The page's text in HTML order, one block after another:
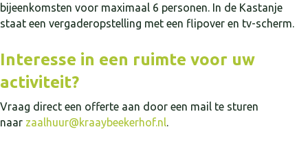
bijeenkomsten voor maximaal 6 personen. In de Kastanje
staat een vergaderopstelling met een flipover en tv-scherm.
Interesse in een ruimte voor uw
activiteit?
Vraag direct een offerte aan door een mail te sturen
naar zaalhuur@kraaybeekerhof.nl.